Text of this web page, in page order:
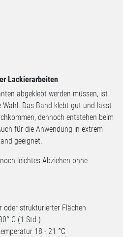
Lackierarbeiten
abgeklebt werden müssen, ist
Das Band klebt gut und lässt
dennoch entstehen beim
für die Anwendung in extrem
geeignet.
leichtes Abziehen ohne
oder strukturierter Flächen
C (1 Std.)
18 - 21 °C